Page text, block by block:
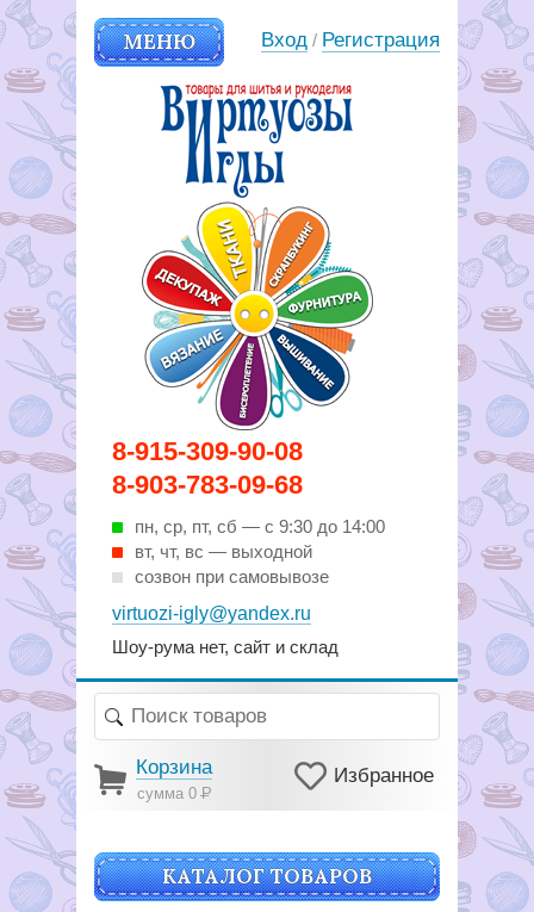
8-915-309-90-08
8-903-783-09-68
пн, ср, пт, cб — с 9:30 до 14:00
вт, чт, вс — выходной
созвон при самовывозе
virtuozi-igly@yandex.ru
Шоу-рума нет, сайт и склад
МЕНЮ
Вирутозы иглы. Товары для
шитья и рукоделья
Вход / Регистрация
Корзина
сумма 0Р
Избранное
КАТАЛОГ ТОВАРОВ